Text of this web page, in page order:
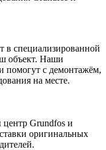
в специализированной
объект. Наши
помогут с демонтажём,
на месте.
центр Grundfos и
оригинальных